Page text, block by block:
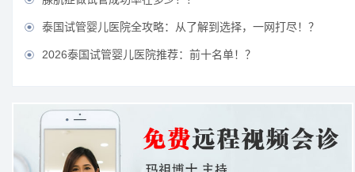
 泰国试管婴儿医院全攻略：从了解到选择，一网打尽！？
 2026泰国试管婴儿医院推荐：前十名单！？